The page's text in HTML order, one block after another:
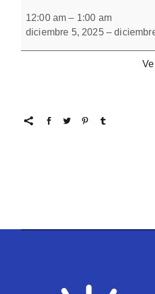
de
orientación
espacial
L(-)
12:00 am – 1:00 am
diciembre 5, 2025 –